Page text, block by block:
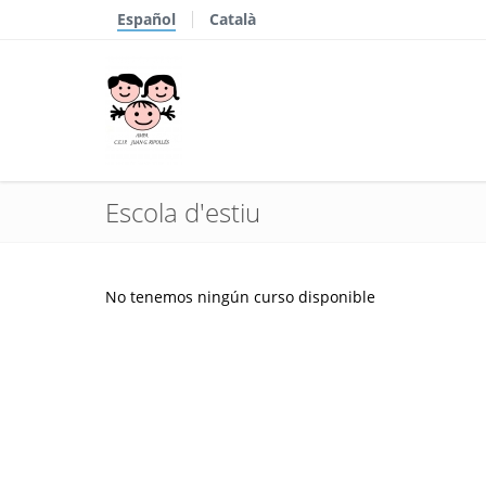
Español Català
Escola d'estiu
No tenemos ningún curso disponible